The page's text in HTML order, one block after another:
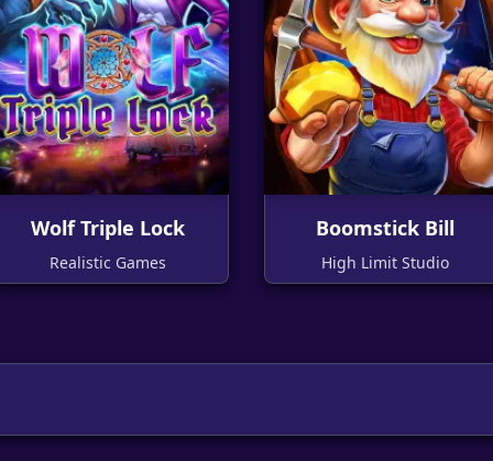
Wolf Triple Lock
Realistic Games
Boomstick Bill
High Limit Studio